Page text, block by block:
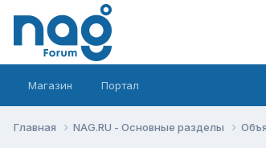
Магазин Портал
Главная NAG.RU - Основные разделы